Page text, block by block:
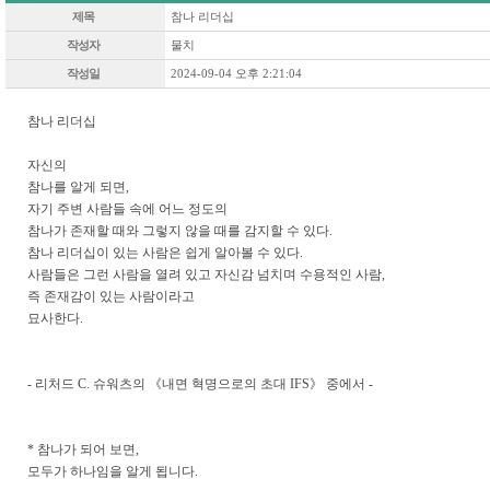
제목 참나 리더십
작성자 물치
작성일 2024-09-04 오후 2:21:04
참나 리더십
자신의
참나를 알게 되면,
자기 주변 사람들 속에 어느 정도의
참나가 존재할 때와 그렇지 않을 때를 감지할 수 있다.
참나 리더십이 있는 사람은 쉽게 알아볼 수 있다.
사람들은 그런 사람을 열려 있고 자신감 넘치며 수용적인 사람,
즉 존재감이 있는 사람이라고
묘사한다.
- 리처드 C. 슈워츠의 《내면 혁명으로의 초대 IFS》 중에서 -
* 참나가 되어 보면,
모두가 하나임을 알게 됩니다.